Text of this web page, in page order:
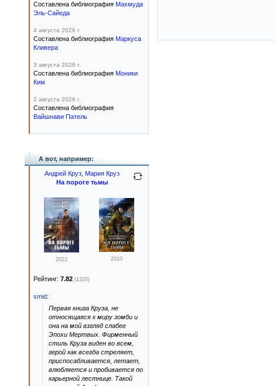
Составлена библиография Махмуда
Эль-Сайеда
4 августа 2026 г.
Составлена библиография Маркуса
Кливера
3 августа 2026 г.
Составлена библиография Моники
Ким
2 августа 2026 г.
Составлена библиография
Вайшнави Патель
А вот, например:
Андрей Круз Мария Круз
На пороге тьмы
2022 2010
Рейтинг: 7.82 (1320)
smid:
Первая книга Круза, не
относящаяся к миру зомби и
она на мой взгляд слабее
Эпохи Мертвых. Фирменный
стиль Круза виден во всем,
герой как всегда стреляет,
приспосабливается, летает,
влюбляется и пробивается по
карьерной лестнице. Такой